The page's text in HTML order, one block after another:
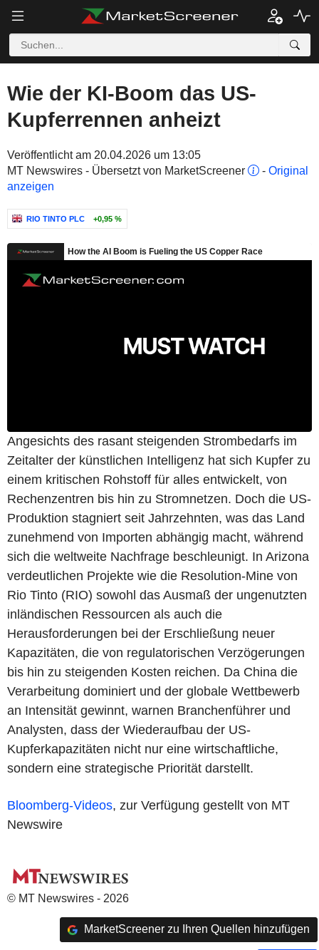
Wie der KI-Boom das US-
Kupferrennen anheizt
Veröffentlicht am 20.04.2026 um 13:05
MT Newswires - Übersetzt von MarketScreener
- Original
anzeigen
RIO TINTO PLC +0,95 %
Angesichts des rasant steigenden Strombedarfs im
Zeitalter der künstlichen Intelligenz hat sich Kupfer zu
einem kritischen Rohstoff für alles entwickelt, von
Rechenzentren bis hin zu Stromnetzen. Doch die US-
Produktion stagniert seit Jahrzehnten, was das Land
zunehmend von Importen abhängig macht, während
sich die weltweite Nachfrage beschleunigt. In Arizona
verdeutlichen Projekte wie die Resolution-Mine von
Rio Tinto (RIO) sowohl das Ausmaß der ungenutzten
inländischen Ressourcen als auch die
Herausforderungen bei der Erschließung neuer
Kapazitäten, die von regulatorischen Verzögerungen
bis hin zu steigenden Kosten reichen. Da China die
Verarbeitung dominiert und der globale Wettbewerb
an Intensität gewinnt, warnen Branchenführer und
Analysten, dass der Wiederaufbau der US-
Kupferkapazitäten nicht nur eine wirtschaftliche,
sondern eine strategische Priorität darstellt.
Bloomberg-Videos, zur Verfügung gestellt von MT
Newswire
© MT Newswires - 2026
MarketScreener zu Ihren Quellen hinzufügen